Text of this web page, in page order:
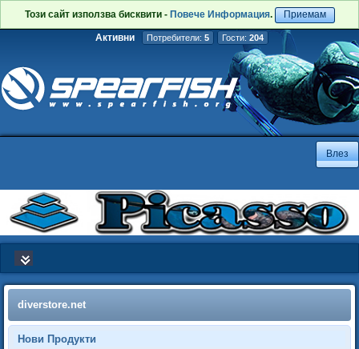
Този сайт използва бисквити - Повече Информация. Приемам
Активни Потребители: 5 Гости: 204
diverstore.net
Нови Продукти